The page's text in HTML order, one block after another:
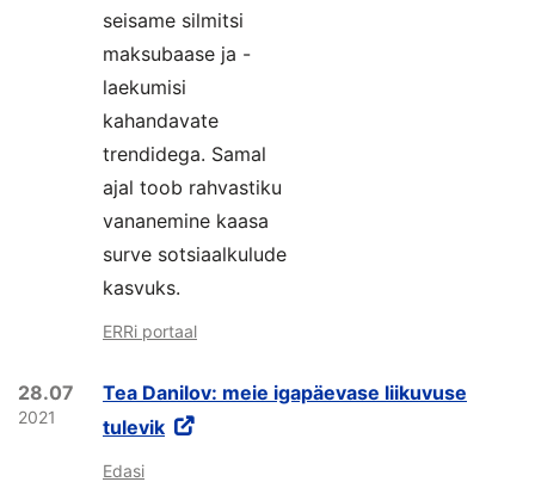
seisame silmitsi
maksubaase ja -
laekumisi
kahandavate
trendidega. Samal
ajal toob rahvastiku
vananemine kaasa
surve sotsiaalkulude
kasvuks.
ERRi portaal
28.07
2021
Tea Danilov: meie igapäevase liikuvuse
tulevik
Edasi